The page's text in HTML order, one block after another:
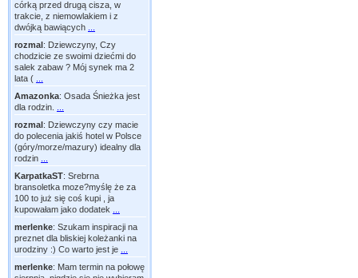
córką przed drugą cisza, w
trakcie, z niemowlakiem i z
dwójką bawiących
rozmal: Dziewczyny, Czy
chodzicie ze swoimi dziećmi do
salek zabaw ? Mój synek ma 2
lata (
Amazonka: Osada Śnieżka jest
dla rodzin.
rozmal: Dziewczyny czy macie
do polecenia jakiś hotel w Polsce
(góry/morze/mazury) idealny dla
rodzin
KarpatkaST: Srebrna
bransoletka moze?myślę że za
100 to już się coś kupi , ja
kupowałam jako dodatek
merlenke: Szukam inspiracji na
preznet dla bliskiej koleżanki na
urodziny :) Co warto jest je
merlenke: Mam termin na połowę